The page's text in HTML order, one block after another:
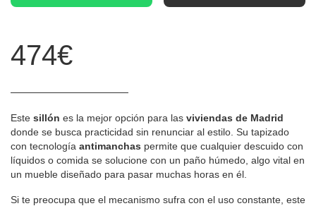
474€
Este sillón es la mejor opción para las viviendas de Madrid
donde se busca practicidad sin renunciar al estilo. Su tapizado
con tecnología antimanchas permite que cualquier descuido con
líquidos o comida se solucione con un paño húmedo, algo vital en
un mueble diseñado para pasar muchas horas en él.
Si te preocupa que el mecanismo sufra con el uso constante, este